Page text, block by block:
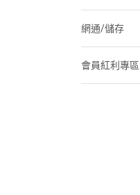
網通/儲存
會員紅利專區